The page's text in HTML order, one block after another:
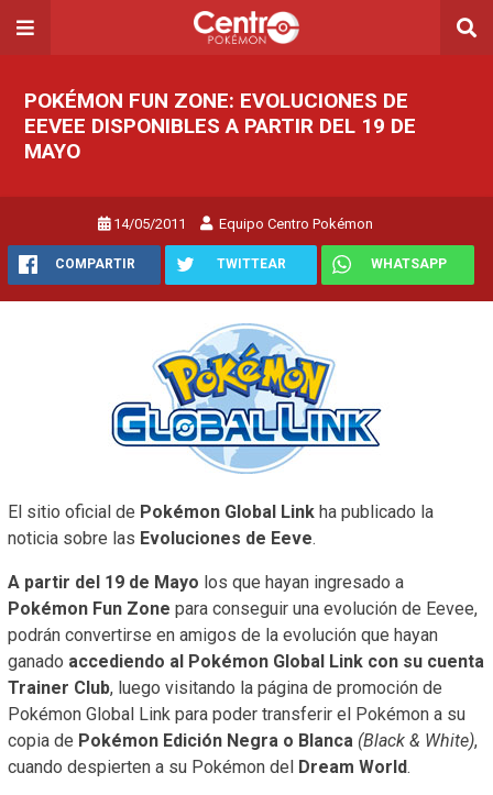
POKÉMON FUN ZONE: EVOLUCIONES DE
EEVEE DISPONIBLES A PARTIR DEL 19 DE
MAYO
14/05/2011 Equipo Centro Pokémon
COMPARTIR TWITTEAR WHATSAPP
El sitio oficial de Pokémon Global Link ha publicado la
noticia sobre las Evoluciones de Eeve.
A partir del 19 de Mayo los que hayan ingresado a
Pokémon Fun Zone para conseguir una evolución de Eevee,
podrán convertirse en amigos de la evolución que hayan
ganado accediendo al Pokémon Global Link con su cuenta
Trainer Club, luego visitando la página de promoción de
Pokémon Global Link para poder transferir el Pokémon a su
copia de Pokémon Edición Negra o Blanca (Black & White),
cuando despierten a su Pokémon del Dream World.